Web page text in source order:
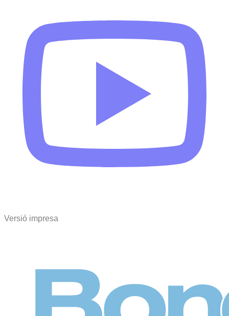
Versió impresa